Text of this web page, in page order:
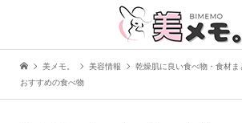
美メモ。 美容情報
乾燥肌に良い食べ物・食材
おすすめの食べ物